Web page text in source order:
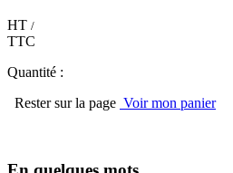
HT /
TTC
Quantité :
Rester sur la page Voir mon panier